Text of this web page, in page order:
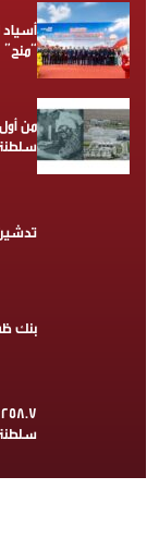
أسياد
“منح”
من
تدشين
بنك
سلطنة